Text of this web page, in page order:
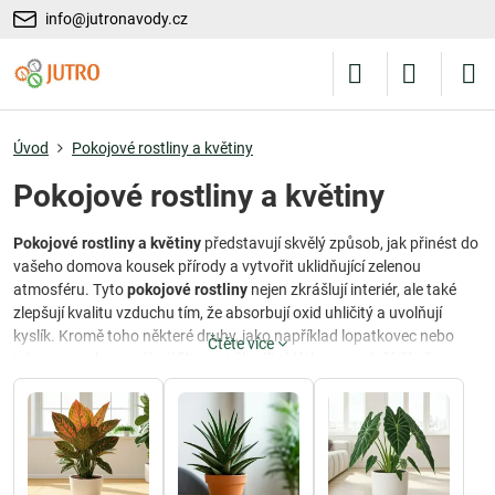
info@jutronavody.cz
Úvod Pokojové rostliny a květiny
Pokojové rostliny a květiny
Pokojové rostliny a květiny představují skvělý způsob, jak přinést do
vašeho domova kousek přírody a vytvořit uklidňující zelenou
atmosféru. Tytopokojové rostliny nejen zkrášlují interiér, ale také
zlepšují kvalitu vzduchu tím, že absorbují oxid uhličitý a uvolňují
kyslík. Kromě toho některé druhy, jako například lopatkovec nebo
přispívají ke zdravějšímu prostředí ve vašem domově.
Výhody pokojových rostlin a květin
Pěstovánípokojových rostlinpřináší mnoho výhod, od estetických
Čtěte více